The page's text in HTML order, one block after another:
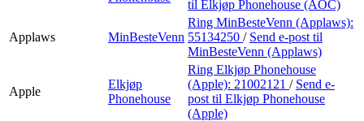
til Elkjøp Phonehouse (AOC)
Applaws MinBesteVenn
Ring MinBesteVenn (Applaws):
55134250 / Send e-post til
MinBesteVenn (Applaws)
Apple
Elkjøp
Phonehouse
Ring Elkjøp Phonehouse
(Apple): 21002121 / Send e-
post til Elkjøp Phonehouse
(Apple)